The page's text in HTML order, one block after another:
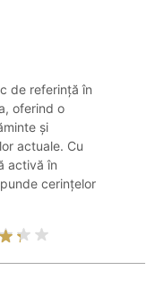
de referință în
oferind o
și
actuale. Cu
activă în
cerințelor